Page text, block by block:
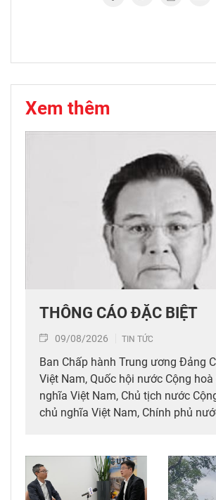
Xem thêm
THÔNG CÁO ĐẶC BIỆT
09/08/2026 TIN TỨC
Ban Chấp hành Trung ương Đảng
Việt Nam, Quốc hội nước Cộng hoà
nghĩa Việt Nam, Chủ tịch nước
chủ nghĩa Việt Nam, Chính phủ